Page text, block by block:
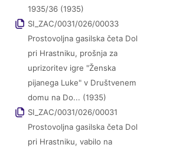
1935/36 (1935)
SI_ZAC/0031/026/00033
Prostovoljna gasilska četa Dol
pri Hrastniku, prošnja za
uprizoritev igre "Ženska
pijanega Luke" v Društvenem
domu na Do... (1935)
SI_ZAC/0031/026/00031
Prostovoljna gasilska četa Dol
pri Hrastniku, vabilo na